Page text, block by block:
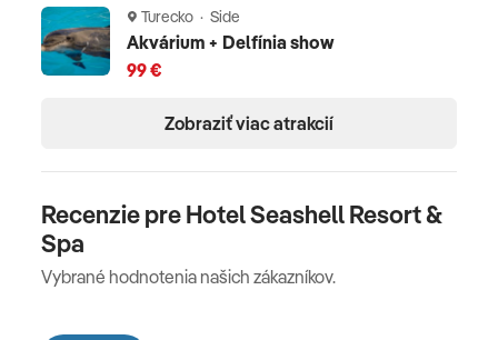
Turecko · Side
Akvárium + Delfínia show
99 €
Zobraziť viac atrakcií
Recenzie pre Hotel Seashell Resort &
Spa
Vybrané hodnotenia našich zákazníkov.